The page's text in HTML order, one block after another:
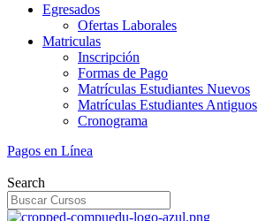
Egresados
Ofertas Laborales
Matriculas
Inscripción
Formas de Pago
Matrículas Estudiantes Nuevos
Matrículas Estudiantes Antiguos
Cronograma
Pagos en Línea
Search